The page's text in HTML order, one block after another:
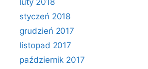
luty 2018
styczeń 2018
grudzień 2017
listopad 2017
październik 2017